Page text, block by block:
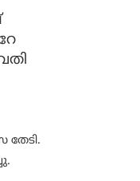
തേടി.